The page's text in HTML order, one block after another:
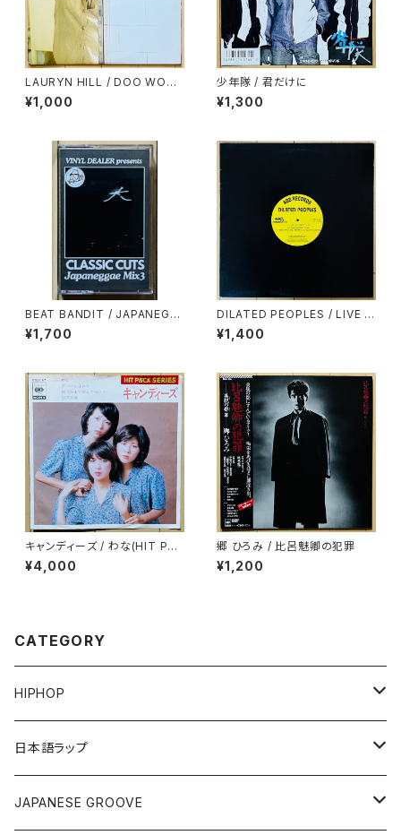
LAURYN HILL / DOO WOP
(THAT THING)
¥1,000
少年隊 / 君だけに
¥1,300
BEAT BANDIT / JAPANEGG
AE MIX 3(CLASSIC CUTS)
¥1,700
DILATED PEOPLES / LIVE O
N STAGE
¥1,400
キャンディーズ / わな(HIT PAC
K SERIES)
¥4,000
郷 ひろみ / 比呂魅卿の犯罪
¥1,200
CATEGORY
HIPHOP
12"/7"
80'S OLD SCHOOL
LP
日本語ラップ
12"/7"
JAPANESE GROOVE